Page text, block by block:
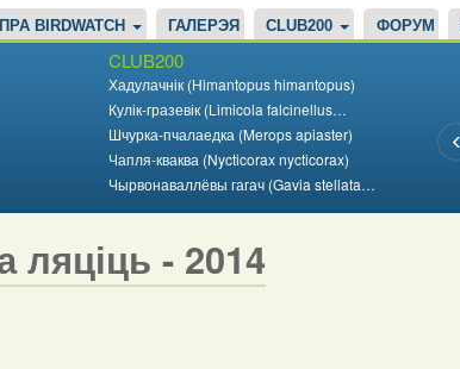
ПРА BIRDWATCH ГАЛЕРЭЯ CLUB200 ФОРУМ
CLUB200
Хадулачнік (Himantopus himantopus)
Кулік-гразевік (Limicola falcinellus…
Шчурка-пчалаедка (Merops apiaster)
Чапля-кваква (Nycticorax nycticorax)
Чырвонаваллёвы гагач (Gavia stellata…
ляціць - 2014